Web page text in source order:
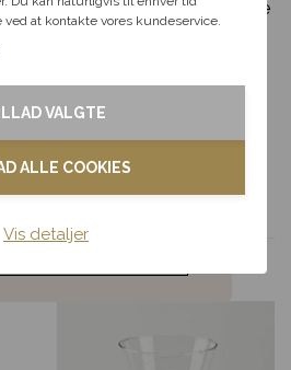
at kontakte vores kundeservice.
ALLE COOKIES
VALGTE
Vis detaljer
og får glæde af vores fleksible
Floristens Valg med Påskeæg” i
og skønhed sprede
Se flere påskeblomster
& omtanke
til hjemmet
Noget andet